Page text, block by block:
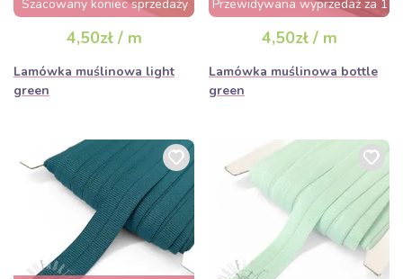
Szacowany koniec sprzedaży
4,50zł / m
Lamówka muślinowa light
green
Przewidywana wyprzedaż za 1
4,50zł / m
Lamówka muślinowa bottle
green